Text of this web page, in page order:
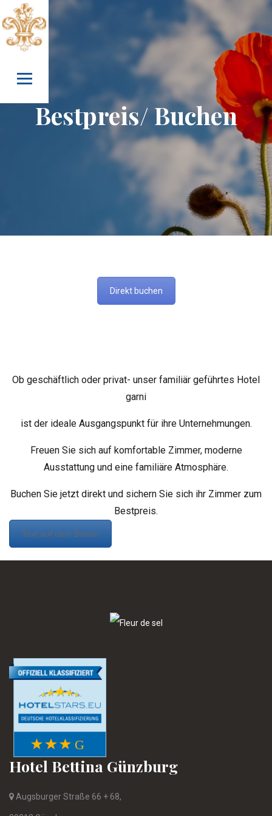
Skip to content
Bestpreis/ Buchen
Direkt buchen
Ob geschäftlich oder privat- unser familiär geführtes Hotel
garni
ist der ideale Ausgangspunkt für ihre Unternehmungen.
Freuen Sie sich auf komfortable Zimmer, moderne
Ausstattung und eine familiäre Atmosphäre.
Buchen Sie jetzt direkt und sichern Sie sich ihr Zimmer zum
Bestpreis.
Text auf dem Button
Hotel Bettina Günzburg
Augsburger Straße 66 + 68,